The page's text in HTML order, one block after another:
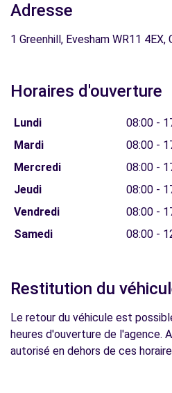
Adresse
1 Greenhill, Evesham WR11 4EX,
Horaires d'ouverture
Lundi
08:00 -
Mardi
08:00 -
Mercredi
08:00 -
Jeudi
08:00 -
Vendredi
08:00 -
Samedi
08:00 -
Restitution du
Le retour du véhicule est
heures d'ouverture de l'agence.
autorisé en dehors de ces